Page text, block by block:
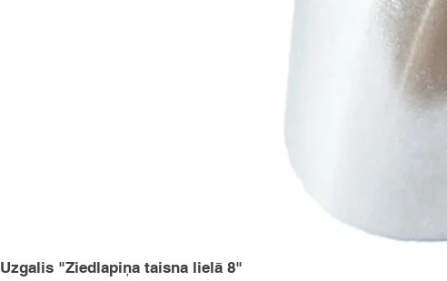
Uzgalis "Ziedlapiņa taisna lielā 8"